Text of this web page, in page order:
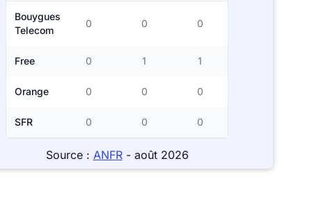
Bouygues
Telecom
0 0 0
Free 0 1 1
Orange 0 0 0
SFR 0 0 0
Source : ANFR- août 2026